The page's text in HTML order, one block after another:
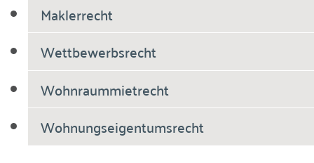
Maklerrecht
Wettbewerbsrecht
Wohnraummietrecht
Wohnungseigentumsrecht